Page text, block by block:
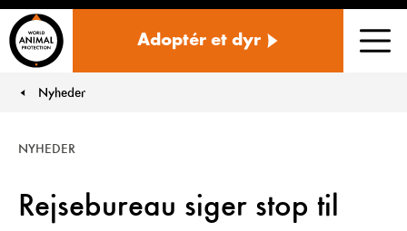
Adoptér et dyr
You are here:
Nyheder
Rejsebureau siger stop til
NYHEDER